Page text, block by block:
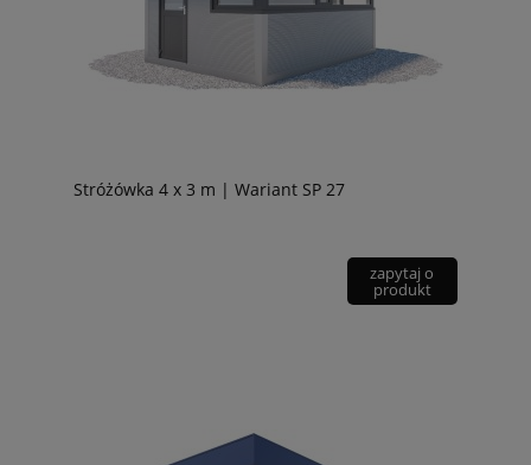
Stróżówka 4 x 3 m | Wariant SP 27
zapytaj o
produkt